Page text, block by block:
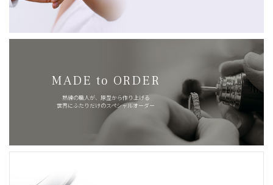
MADE to ORDER
熟練の職人が、原型から作り上げる
世界にふたりだけのスペシャルオーダー